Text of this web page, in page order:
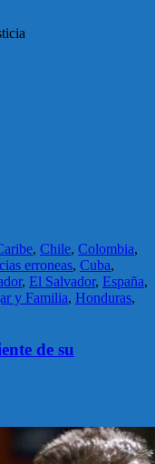
, Chile, Colombia,
erroneas, Cuba,
, El Salvador, España,
y Familia, Honduras,
de su